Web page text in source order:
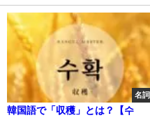
名詞
韓国語で「収穫」とは？【수